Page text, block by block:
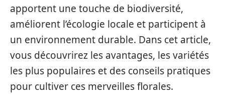
apportent une touche de biodiversité,
améliorent l’écologie locale et participent à
un environnement durable. Dans cet article,
vous découvrirez les avantages, les variétés
les plus populaires et des conseils pratiques
pour cultiver ces merveilles florales.